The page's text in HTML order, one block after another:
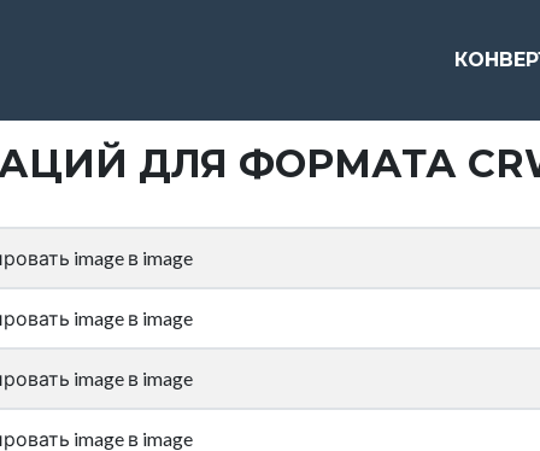
ДЛЯ ФОРМАТА
image в image
image в image
image в image
image в image